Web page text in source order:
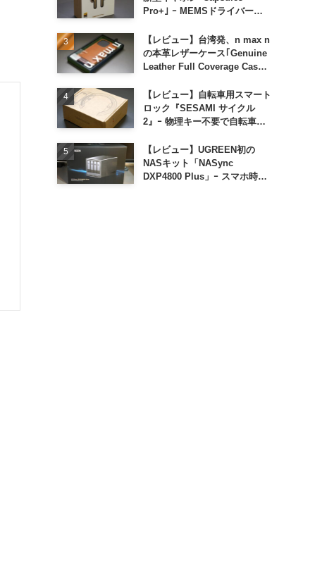
Pro+｣ ｰ MEMSドライバー搭
【レビュー】台湾発、n max n
の本革レザーケース｢Genuine
Leather Full Coverage Case
【レビュー】自転車用スマート
ロック『SESAMI サイクル
2』ｰ 物理キー不要で自転車の
【レビュー】UGREEN初の
NASキット「NASync
DXP4800 Plus」ｰ スマホ時代